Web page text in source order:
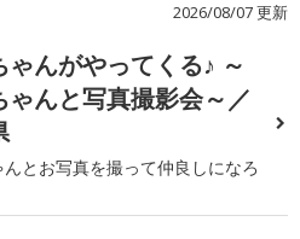
2026/08/07 更新
ゃんがやってくる♪ ～
ゃんと写真撮影会～／
んとお写真を撮って仲良しになろ